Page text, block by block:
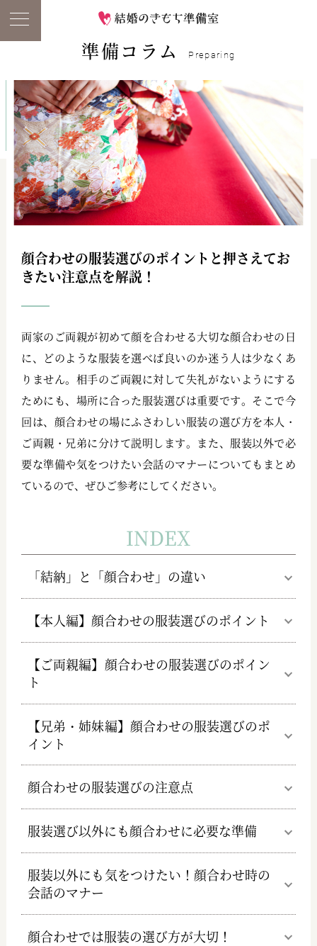
準備コラム Preparing
顔合わせの服装選びのポイントと押さえてお
きたい注意点を解説！
両家のご両親が初めて顔を合わせる大切な顔合わせの日
に、どのような服装を選べば良いのか迷う人は少なくあ
りません。相手のご両親に対して失礼がないようにする
ためにも、場所に合った服装選びは重要です。そこで今
回は、顔合わせの場にふさわしい服装の選び方を本人・
ご両親・兄弟に分けて説明します。また、服装以外で必
要な準備や気をつけたい会話のマナーについてもまとめ
ているので、ぜひご参考にしてください。
INDEX
「結納」と「顔合わせ」の違い
【本人編】顔合わせの服装選びのポイント
【ご両親編】顔合わせの服装選びのポイン
ト
【兄弟・姉妹編】顔合わせの服装選びのポ
イント
顔合わせの服装選びの注意点
服装選び以外にも顔合わせに必要な準備
服装以外にも気をつけたい！顔合わせ時の
会話のマナー
顔合わせでは服装の選び方が大切！